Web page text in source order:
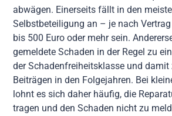
abwägen. Einerseits fällt in den
Selbstbeteiligung an – je nach
bis 500 Euro oder mehr sein.
gemeldete Schaden in der Regel zu
der Schadenfreiheitsklasse und damit
Beiträgen in den Folgejahren. Bei
lohnt es sich daher häufig, die
tragen und den Schaden nicht zu